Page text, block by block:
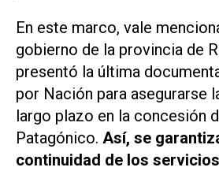
En este marco, vale
gobierno de la provincia de
presentó la última
por Nación para asegurarse
largo plazo en la concesión
Patagónico. Así, se
continuidad de los